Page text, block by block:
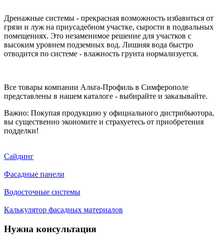
Дренажные системы - прекрасная возможность избавиться от
грязи и луж на приусадебном участке, сырости в подвальных
помещениях. Это незаменимое решение для участков с
высоким уровнем подземных вод. Лишняя вода быстро
отводится по системе - влажность грунта нормализуется.
Все товары компании Альта-Профиль в Симферополе
представлены в нашем каталоге - выбирайте и заказывайте.
Важно: Покупая продукцию у официального дистрибьютора,
вы существенно экономите и страхуетесь от приобретения
подделки!
Сайдинг
Фасадные панели
Водосточные системы
Калькулятор фасадных материалов
Нужна консультация